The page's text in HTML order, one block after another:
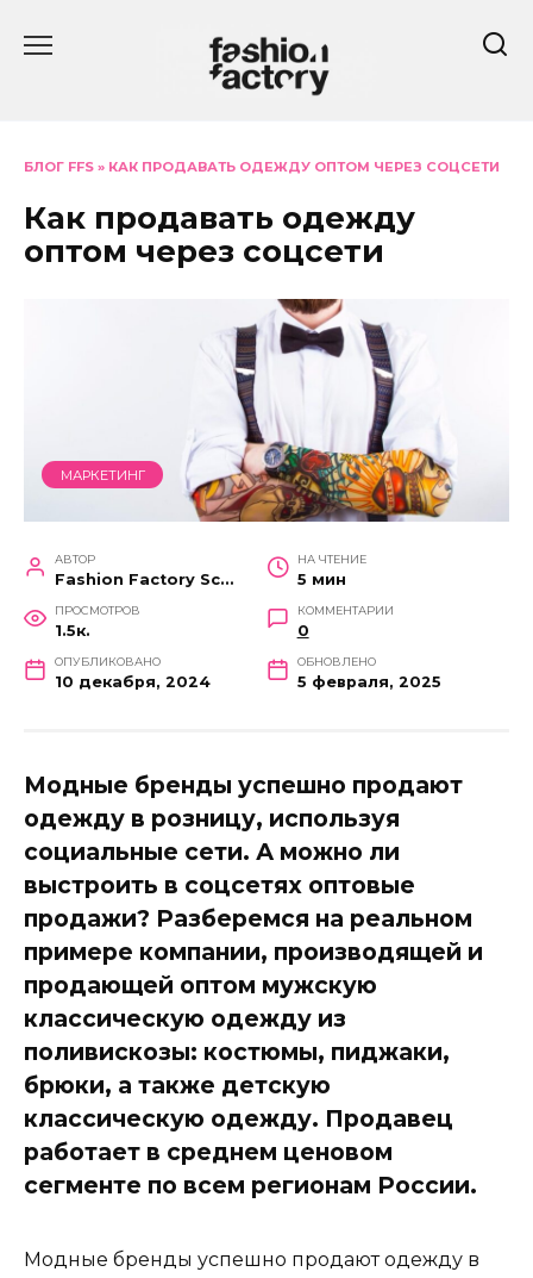
БЛОГ FFS » КАК ПРОДАВАТЬ ОДЕЖДУ ОПТОМ ЧЕРЕЗ СОЦСЕТИ
Как продавать одежду
оптом через соцсети
МАРКЕТИНГ
АВТОР
Fashion Factory School
НА ЧТЕНИЕ
5 мин
ПРОСМОТРОВ
1.5к.
КОММЕНТАРИИ
0
ОПУБЛИКОВАНО
10 декабря, 2024
ОБНОВЛЕНО
5 февраля, 2025
Модные бренды успешно продают
одежду в розницу, используя
социальные сети. А можно ли
выстроить в соцсетях оптовые
продажи? Разберемся на реальном
примере компании, производящей и
продающей оптом мужскую
классическую одежду из
поливискозы: костюмы, пиджаки,
брюки, а также детскую
классическую одежду. Продавец
работает в среднем ценовом
сегменте по всем регионам России.
Модные бренды успешно продают одежду в